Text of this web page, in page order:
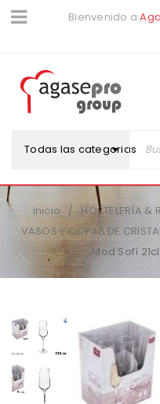
Bienvenido a
Todas las categorias
Inicio / HOSTELERÍA &
VASOS Y COPAS DE
Mod Sofí